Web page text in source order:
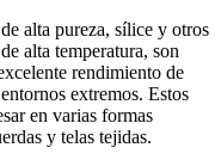
alta pureza, sílice y otros
alta temperatura, son
rendimiento de
extremos. Estos
en varias formas
y telas tejidas.